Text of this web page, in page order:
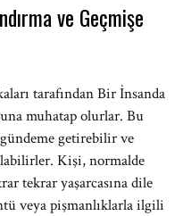
ve Geçmişe
tarafından Bir İnsanda
muhatap olurlar. Bu
getirebilir ve
Kişi, normalde
tekrar yaşarcasına dile
veya pişmanlıklarla ilgili